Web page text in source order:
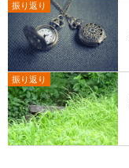
振り返り
振り返り